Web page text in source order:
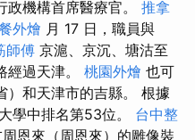
機構首席醫療官。 推拿
外燴 月 17 日，職員與
師傅 京滬、京沉、塘沽至
經過天津。 桃園外燴 也可
）和天津市的吉縣。 根據
學中排名第53位。 台中整
恩來（周恩來）的雕像裝